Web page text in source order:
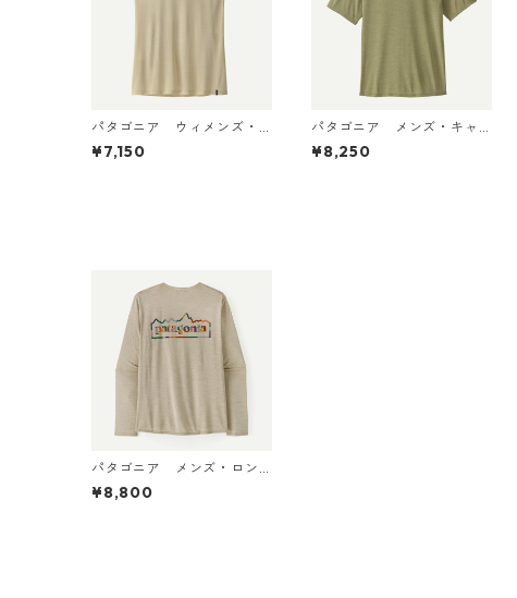
パタゴニア ウィメンズ・
キャプリーン・クール・ウ
ルトラ・タンク Pumice - D
¥7,150
パタゴニア メンズ・キャ
プリーン・クール・デイリ
ー・シャツ（ハット・トリ
¥8,250
パタゴニア メンズ・ロン
グスリーブ・キャプリー
ン・クール・デイリー・グ
¥8,800